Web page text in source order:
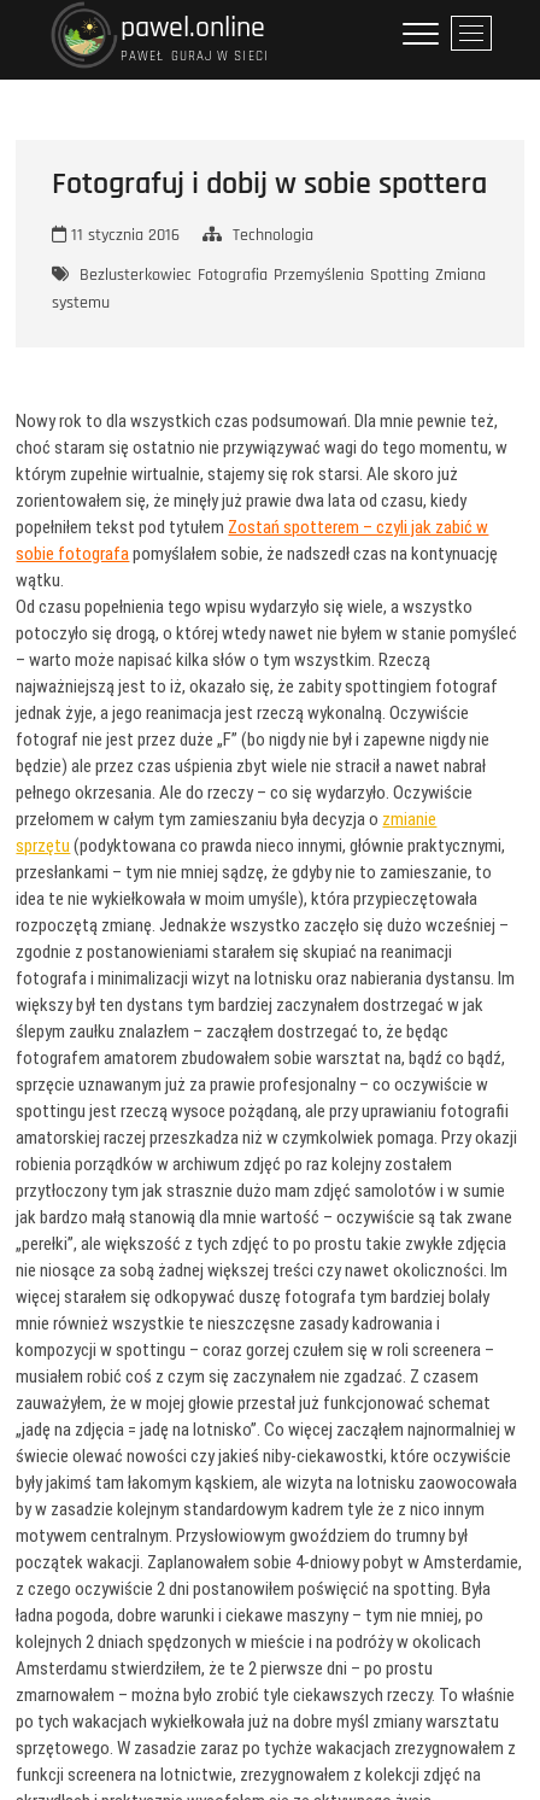
pawel.online
PAWEŁ GURAJ W SIECI
P
r
z
s
e
Fotografuj i dobij w sobie spottera
11 stycznia 2016
Technologia
Bezlusterkowiec Fotografia Przemyślenia Spotting Zmiana
systemu
Nowy rok to dla wszystkich czas podsumowań. Dla mnie pewnie też,
choć staram się ostatnio nie przywiązywać wagi do tego momentu, w
którym zupełnie wirtualnie, stajemy się rok starsi. Ale skoro już
zorientowałem się, że minęły już prawie dwa lata od czasu, kiedy
popełniłem tekst pod tytułem Zostań spotterem – czyli jak zabić w
sobie fotografapomyślałem sobie, że nadszedł czas na kontynuację
wątku.
Od czasu popełnienia tego wpisu wydarzyło się wiele, a wszystko
potoczyło się drogą, o której wtedy nawet nie byłem w stanie pomyśleć
– warto może napisać kilka słów o tym wszystkim. Rzeczą
najważniejszą jest to iż, okazało się, że zabity spottingiem fotograf
jednak żyje, a jego reanimacja jest rzeczą wykonalną. Oczywiście
fotograf nie jest przez duże „F” (bo nigdy nie był i zapewne nigdy nie
będzie) ale przez czas uśpienia zbyt wiele nie stracił a nawet nabrał
pełnego okrzesania. Ale do rzeczy – co się wydarzyło. Oczywiście
przełomem w całym tym zamieszaniu była decyzja o zmianie
sprzętu (podyktowana co prawda nieco innymi, głównie praktycznymi,
przesłankami – tym nie mniej sądzę, że gdyby nie to zamieszanie, to
idea te nie wykiełkowała w moim umyśle), która przypieczętowała
rozpoczętą zmianę. Jednakże wszystko zaczęło się dużo wcześniej –
zgodnie z postanowieniami starałem się skupiać na reanimacji
fotografa i minimalizacji wizyt na lotnisku oraz nabierania dystansu. Im
większy był ten dystans tym bardziej zaczynałem dostrzegać w jak
ślepym zaułku znalazłem – zacząłem dostrzegać to, że będąc
fotografem amatorem zbudowałem sobie warsztat na, bądź co bądź,
sprzęcie uznawanym już za prawie profesjonalny – co oczywiście w
spottingu jest rzeczą wysoce pożądaną, ale przy uprawianiu fotografii
amatorskiej raczej przeszkadza niż w czymkolwiek pomaga. Przy okazji
robienia porządków w archiwum zdjęć po raz kolejny zostałem
przytłoczony tym jak strasznie dużo mam zdjęć samolotów i w sumie
jak bardzo małą stanowią dla mnie wartość – oczywiście są tak zwane
„perełki”, ale większość z tych zdjęć to po prostu takie zwykłe zdjęcia
nie niosące za sobą żadnej większej treści czy nawet okoliczności. Im
więcej starałem się odkopywać duszę fotografa tym bardziej bolały
mnie również wszystkie te nieszczęsne zasady kadrowania i
kompozycji w spottingu – coraz gorzej czułem się w roli screenera –
musiałem robić coś z czym się zaczynałem nie zgadzać. Z czasem
zauważyłem, że w mojej głowie przestał już funkcjonować schemat
„jadę na zdjęcia = jadę na lotnisko”. Co więcej zacząłem najnormalniej w
świecie olewać nowości czy jakieś niby-ciekawostki, które oczywiście
były jakimś tam łakomym kąskiem, ale wizyta na lotnisku zaowocowała
by w zasadzie kolejnym standardowym kadrem tyle że z nico innym
motywem centralnym. Przysłowiowym gwoździem do trumny był
początek wakacji. Zaplanowałem sobie 4-dniowy pobyt w Amsterdamie,
z czego oczywiście 2 dni postanowiłem poświęcić na spotting. Była
ładna pogoda, dobre warunki i ciekawe maszyny – tym nie mniej, po
kolejnych 2 dniach spędzonych w mieście i na podróży w okolicach
Amsterdamu stwierdziłem, że te 2 pierwsze dni – po prostu
zmarnowałem – można było zrobić tyle ciekawszych rzeczy. To właśnie
po tych wakacjach wykiełkowała już na dobre myśl zmiany warsztatu
sprzętowego. W zasadzie zaraz po tychże wakacjach zrezygnowałem z
funkcji screenera na lotnictwie, zrezygnowałem z kolekcji zdjęć na